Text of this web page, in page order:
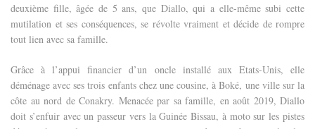
deuxième fille, âgée de 5 ans, que Diallo, qui a elle-même subi cette
mutilation et ses conséquences, se révolte vraiment et décide de rompre
tout lien avec sa famille.
Grâce à l’appui financier d’un oncle installé aux Etats-Unis, elle
déménage avec ses trois enfants chez une cousine, à Boké, une ville sur la
côte au nord de Conakry. Menacée par sa famille, en août 2019, Diallo
doit s’enfuir avec un passeur vers la Guinée Bissau, à moto sur les pistes